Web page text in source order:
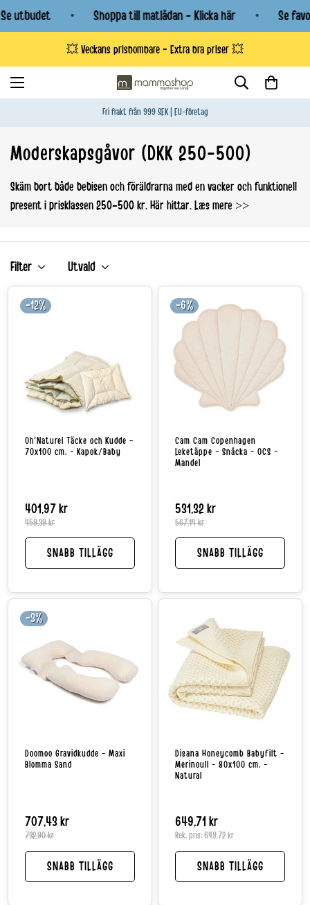
utbudet Shoppa till matlådan - Klicka här Se
💥 Veckans prisbombare - Extra bra priser 💥
Fri frakt från 999 SEK | EU-företag
Moderskapsgåvor (DKK 250-500)
Skäm bort både bebisen och föräldrarna med en vacker och funktionell
present i prisklassen 250–500 kr. Här hittar. Læs mere >>
Filter Utvald
-12%
Oh'Naturel Täcke och Kudde -
70x100 cm. - Kapok/Baby
401,97 kr Normalpris
459,39 kr
SNABB TILLÄGG
-6%
Cam Cam Copenhagen
Leketäppe - Snäcka - OCS -
Mandel
531,32 kr
567,14 kr
SNABB TILLÄGG
-3%
Doomoo Gravidkudde - Maxi
Blomma Sand
707,43 kr Normalpris
732,90 kr
SNABB TILLÄGG
Disana Honeycomb Babyfilt -
Merinoull - 80x100 cm. -
Natural
Normalpris
649,71 kr
Rek. pris: 649,72 kr
SNABB TILLÄGG